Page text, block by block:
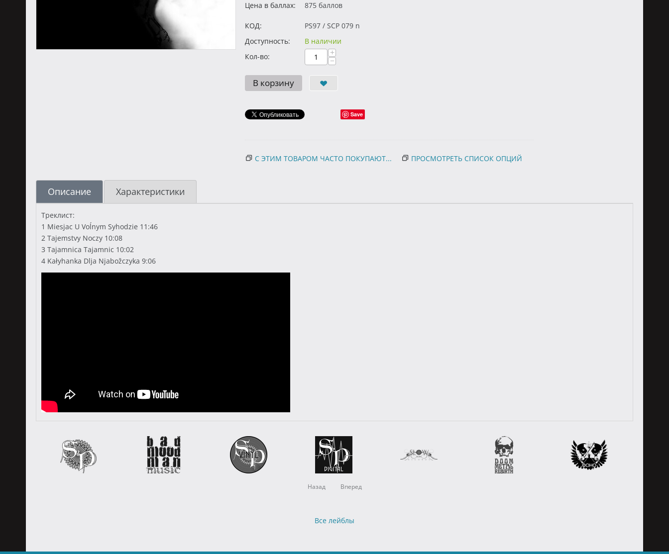
Цена в баллах: 875 баллов
КОД:
PS97 / SCP 079 n
Доступность:
В наличии
Кол-во:
+
−
В корзину
Save
С ЭТИМ ТОВАРОМ ЧАСТО ПОКУПАЮТ... ПРОСМОТРЕТЬ СПИСОК ОПЦИЙ
Описание Характеристики
Треклист:
1 Miesjac U Voĺnym Syhodzie 11:46
2 Tajemstvy Noczy 10:08
3 Tajamnica Tajamnic 10:02
4 Kałyhanka Dlja Njabožczyka 9:06
Назад Вперед
Все лейблы